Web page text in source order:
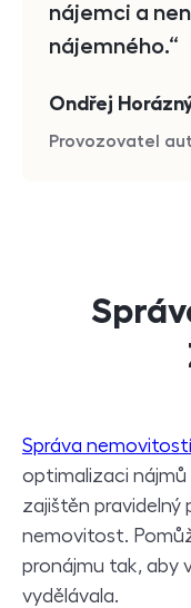
nájemci a
nájemného.
Ondřej
Provozovatel
Správa nemovitostí
optimalizaci nájmů
zajištěn
nemovitost.
pronájmu tak, aby
vydělávala.